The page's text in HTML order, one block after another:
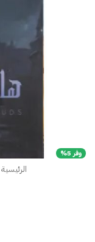
وفر 5%
الرئيسية